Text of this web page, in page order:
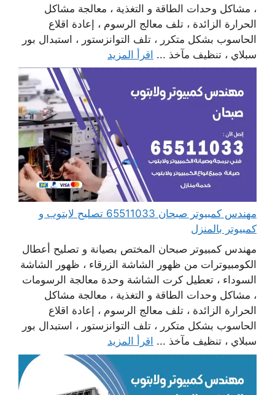
، مشاكل وحدات الطاقة و التغذية ، معالجة مشاكل
الحرارة الزائدة ، تلف معالج الرسوم ، إعادة اقلاع
الحاسوب بشكل متكرر ، تلف التوانزستور ، استبدال بور
سبلاي ، تنظيف مآخذ ... اقرأ المزيد
مهندس كمبيوتر صبحان 65511033 تصليح لابتوب و
كمبيوتر بالمنزل
مهندس كمبيوتر صبحان المختص بصيانة و تصليح أعطال
الكومبيوترات من ظهور الشاشة الزرقاء ، ظهور الشاشة
السوداء ، تعطيل كرت الشاشة وحدة معالجة الرسومات
، مشاكل وحدات الطاقة و التغذية ، معالجة مشاكل
الحرارة الزائدة ، تلف معالج الرسوم ، إعادة اقلاع
الحاسوب بشكل متكرر ، تلف التوانزستور ، استبدال بور
سبلاي ، تنظيف مآخذ ... اقرأ المزيد